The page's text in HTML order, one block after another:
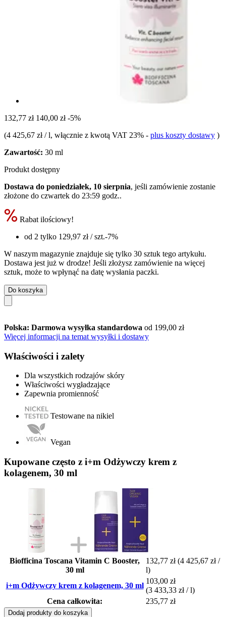
132,77 zł 140,00 zł -5%
(4 425,67 zł / l, włącznie z kwotą VAT 23% - plus koszty dostawy )
Zawartość: 30 ml
Produkt dostępny
Dostawa do poniedziałek, 10 sierpnia, jeśli zamówienie zostanie
złożone do czwartek do 23:59 godz..
Rabat ilościowy!
od 2 tylko 129,97 zł/ szt.-7%
W naszym magazynie znajduje się tylko 30 sztuk tego artykułu.
Dostawa jest już w drodze! Jeśli złożysz zamówienie na więcej
sztuk, może to wpłynąć na datę wysłania paczki.
Do koszyka
Polska: Darmowa wysyłka standardowa od 199,00 zł
Więcej informacji na temat wysyłki i dostawy
Właściwości i zalety
Dla wszystkich rodzajów skóry
Właściwości wygładzające
Zapewnia promienność
Testowane na nikiel
Vegan
Kupowane często z i+m Odżywczy krem z
kolagenem, 30 ml
Biofficina Toscana Vitamin C Booster,
30 ml
132,77 zł (4 425,67 zł /
l)
i+m Odżywczy krem z kolagenem, 30 ml
103,00 zł
(3 433,33 zł / l)
Cena całkowita:
235,77 zł
Dodaj produkty do koszyka